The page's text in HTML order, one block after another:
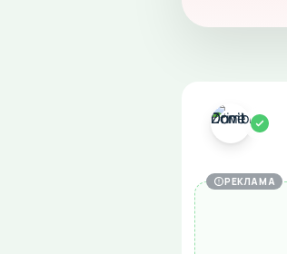
РЕКЛАМА